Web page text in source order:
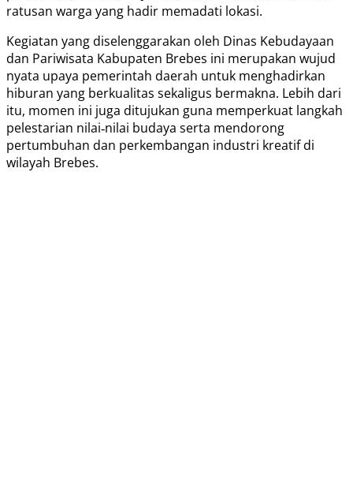
ratusan warga yang hadir memadati lokasi.
Kegiatan yang diselenggarakan oleh Dinas Kebudayaan
dan Pariwisata Kabupaten Brebes ini merupakan wujud
nyata upaya pemerintah daerah untuk menghadirkan
hiburan yang berkualitas sekaligus bermakna. Lebih dari
itu, momen ini juga ditujukan guna memperkuat langkah
pelestarian nilai‑nilai budaya serta mendorong
pertumbuhan dan perkembangan industri kreatif di
wilayah Brebes.